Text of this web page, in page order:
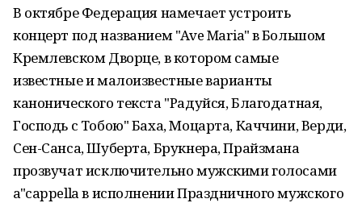
В октябре Федерация намечает устроить
концерт под названием "Ave Maria" в Большом
Кремлевском Дворце, в котором самые
известные и малоизвестные варианты
канонического текста "Радуйся, Благодатная,
Господь с Тобою" Баха, Моцарта, Каччини, Верди,
Сен-Санса, Шуберта, Брукнера, Прайзмана
прозвучат исключительно мужскими голосами
a"cappella в исполнении Праздничного мужского